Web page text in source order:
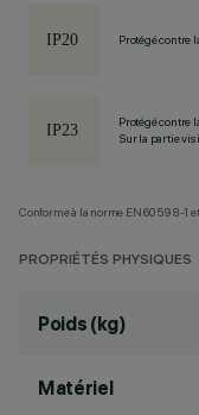
Protégé contre
Protégé contre
Sur la partie
Conforme à la norme EN60598-1
PROPRIÉTÉS PHYSIQUES
Poids (kg)
Matériel